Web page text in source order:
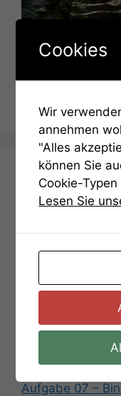
Aufgaben
Aufgabe 02 –
Aufgabe 03 –
Aufgabe 04 –
Aufgabe 05 –
Aufgabe 06 –
Aufgabe 07 –
Cookies
Wir
annehmen
"Alles
können Sie
Cookie-
Lesen Sie